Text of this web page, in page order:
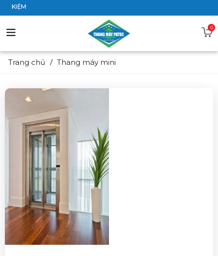
KIỆM
0
Trang chủ Thang máy mini